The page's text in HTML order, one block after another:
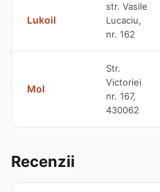
Lukoil
str. Vasile
Lucaciu,
nr. 162
Mol
Str.
Victoriei
nr. 167,
430062
Recenzii